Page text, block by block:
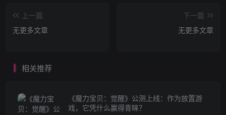
上一篇
无更多文章
下一篇
无更多文章
相关推荐
《魔力宝贝：觉醒》公测上线：作为放置游
戏，它凭什么赢得青睐？